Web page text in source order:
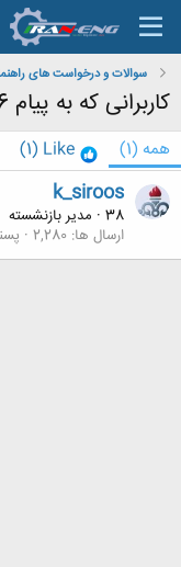
سوالات و درخواست های
کاربرانی که به پیام 156# واکنش نشان داده اند
همه (1)
Like
(1)
k_siroos
مدیر بازنشسته · 38
ارسال ها 2,280